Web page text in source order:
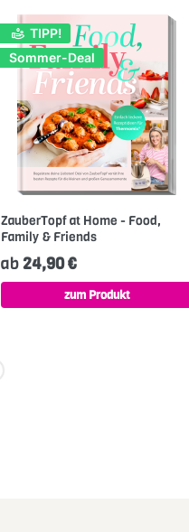
TIPP!
Sommer-Deal
ZauberTopf at Home - Food,
Family & Friends
ab24,90 €
zum Produkt